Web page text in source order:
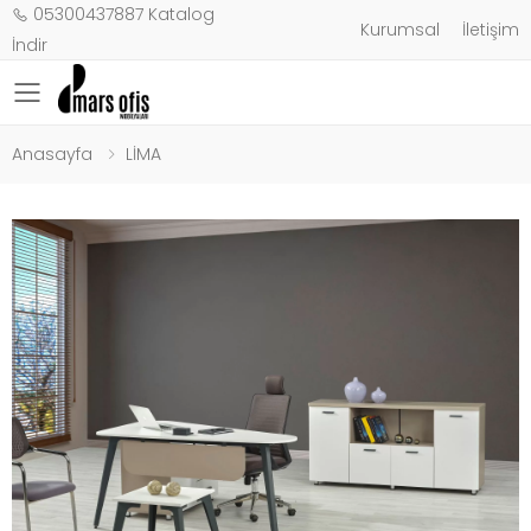
05300437887 Katalog
İndir
Kurumsal İletişim
Toggle mobile menu
Anasayfa LİMA